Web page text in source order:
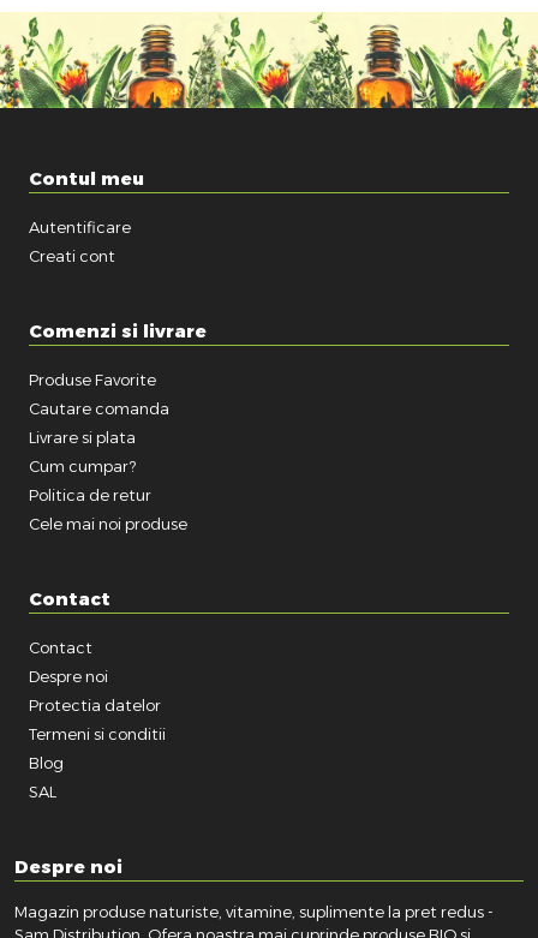
Contul meu
Autentificare
Creati cont
Comenzi si livrare
Produse Favorite
Cautare comanda
Livrare si plata
Cum cumpar?
Politica de retur
Cele mai noi produse
Contact
Contact
Despre noi
Protectia datelor
Termeni si conditii
Blog
SAL
Despre noi
Magazin produse naturiste, vitamine, suplimente la pret redus -